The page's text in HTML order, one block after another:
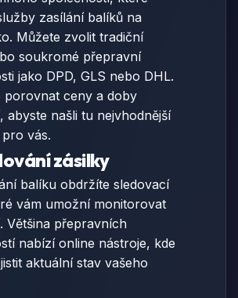
zasílání balíků na
Můžete zvolit tradiční
soukromé přepravní
jako DPD, GLS nebo DHL.
porovnat ceny a doby
abyste našli tu nejvhodnější
vás.
zásilky
balíku obdržíte sledovací
vám umožní monitorovat
Většina přepravních
nabízí online nástroje, kde
aktuální stav vašeho